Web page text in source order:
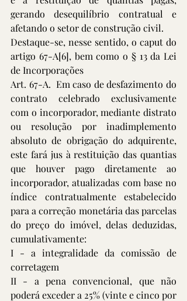
gerando desequilíbrio contratual e
afetando o setor de construção civil.
Destaque-se, nesse sentido, o caput do
artigo 67-A[6], bem como o § 13 da Lei
de Incorporações
Art. 67-A.  Em caso de desfazimento do
contrato celebrado exclusivamente
com o incorporador, mediante distrato
ou resolução por inadimplemento
absoluto de obrigação do adquirente,
este fará jus à restituição das quantias
que houver pago diretamente ao
incorporador, atualizadas com base no
índice contratualmente estabelecido
para a correção monetária das parcelas
do preço do imóvel, delas deduzidas,
cumulativamente:
I - a integralidade da comissão de
corretagem
II - a pena convencional, que não
poderá exceder a 25% (vinte e cinco por